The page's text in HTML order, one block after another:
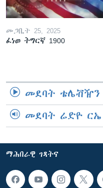
መጋቢት 25, 2025
ፈነወ ትግርኛ 1900
መደባት ቴሌቭዥን
መደባት ሬድዮ ርኤ
ማሕበራዊ ገጻትና